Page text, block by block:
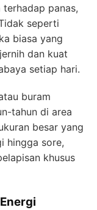
panas,
seperti
biasa yang
dan kuat
setiap hari.
buram
tahun di area
besar yang
hingga sore,
khusus